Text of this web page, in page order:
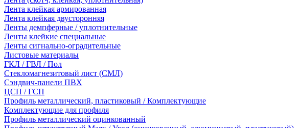
Лента клейкая армированная
Лента клейкая двусторонняя
Ленты демпферные / уплотнительные
Ленты клейкие специальные
Ленты сигнально-оградительные
Листовые материалы
ГКЛ / ГВЛ / Пол
Стекломагнезитовый лист (СМЛ)
Сэндвич-панели ПВХ
ЦСП / ГСП
Профиль металлический, пластиковый / Комплектующие
Комплектующие для профиля
Профиль металлический оцинкованный